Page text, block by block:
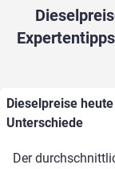
Dieselpreise
Unterschiede
Der